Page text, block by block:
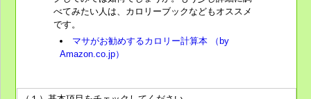
べてみたい人は、カロリーブックなどもオススメ
です。
マサがお勧めするカロリー計算本 （by
Amazon.co.jp）